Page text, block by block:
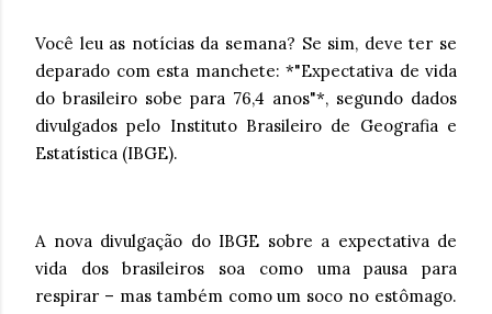
Você leu as notícias da semana? Se sim, deve ter se
deparado com esta manchete: *"Expectativa de vida
do brasileiro sobe para 76,4 anos"*, segundo dados
divulgados pelo Instituto Brasileiro de Geografia e
Estatística (IBGE).
A nova divulgação do IBGE sobre a expectativa de
vida dos brasileiros soa como uma pausa para
respirar – mas também como um soco no estômago.